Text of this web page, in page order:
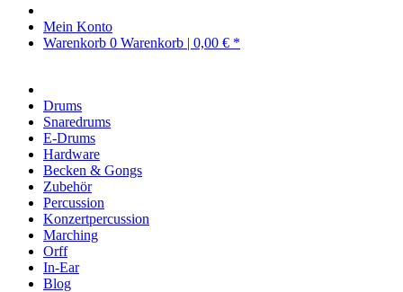
Mein Konto
Warenkorb 0 Warenkorb | 0,00 € *
Drums
Snaredrums
E-Drums
Hardware
Becken & Gongs
Zubehör
Percussion
Konzertpercussion
Marching
Orff
In-Ear
Blog